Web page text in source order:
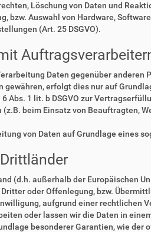
Löschung von Daten und
bzw. Auswahl von Hardware,
(Art. 25 DSGVO).
Daten gegenüber
gewähren, erfolgt dies nur auf
Abs. 1 lit. b DSGVO zur
beim Einsatz von Beauftragten,
von Daten auf Grundlage eines
(d.h. außerhalb der Europäischen
oder Offenlegung, bzw.
aufgrund einer rechtlichen
oder lassen wir die Daten in
besonderer Garantien, wie der